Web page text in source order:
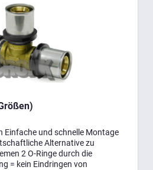
Einfache und schnelle Montage
Alternative zu
2 O-Ringe durch die
= kein Eindringen von